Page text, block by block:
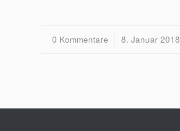
0 Kommentare
/ 8. Januar 2018